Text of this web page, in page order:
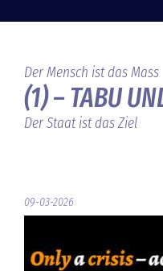
Der Mensch ist das Mass
(1) – TABU
Der Staat ist das Ziel
09-03-2026